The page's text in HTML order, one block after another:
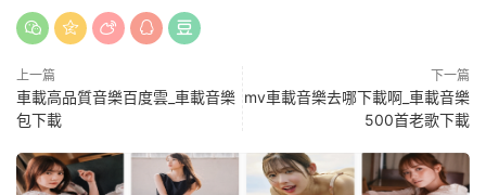
上一篇
車載高品質音樂百度雲_車載音樂
包下載
下一篇
mv車載音樂去哪下載啊_車載音樂
500首老歌下載